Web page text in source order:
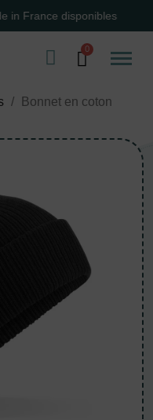
disponibles
Bonnet en coton